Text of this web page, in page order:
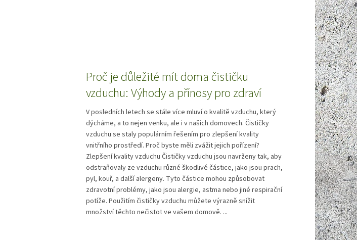
Proč je důležité mít doma čističku
vzduchu: Výhody a přínosy pro zdraví
V posledních letech se stále více mluví o kvalitě vzduchu, který
dýcháme, a to nejen venku, ale i v našich domovech. Čističky
vzduchu se staly populárním řešením pro zlepšení kvality
vnitřního prostředí. Proč byste měli zvážit jejich pořízení?
Zlepšení kvality vzduchu Čističky vzduchu jsou navrženy tak, aby
odstraňovaly ze vzduchu různé škodlivé částice, jako jsou prach,
pyl, kouř, a další alergeny. Tyto částice mohou způsobovat
zdravotní problémy, jako jsou alergie, astma nebo jiné respirační
potíže. Použitím čističky vzduchu můžete výrazně snížit
množství těchto nečistot ve vašem domově. ...